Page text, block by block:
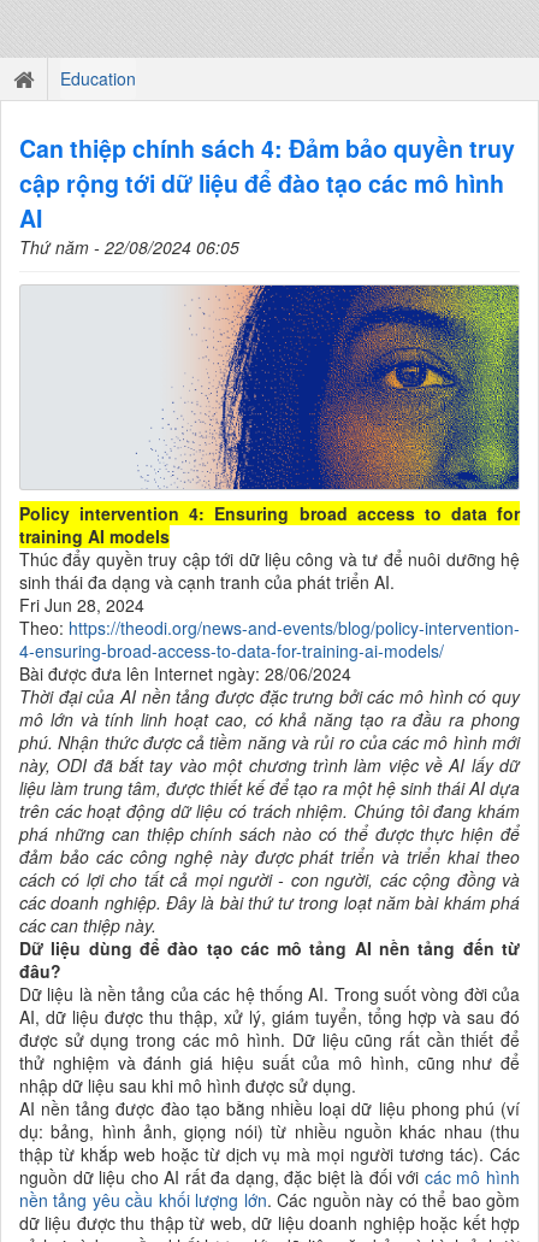
Education
Can thiệp chính sách 4: Đảm bảo quyền truy
cập rộng tới dữ liệu để đào tạo các mô hình
AI
Thứ năm - 22/08/2024 06:05
Policy intervention 4: Ensuring broad access to data for
training AI models
Thúc đẩy quyền truy cập tới dữ liệu công và tư để nuôi dưỡng hệ
sinh thái đa dạng và cạnh tranh của phát triển AI.
Fri Jun 28, 2024
Theo: https://theodi.org/news-and-events/blog/policy-intervention-
4-ensuring-broad-access-to-data-for-training-ai-models/
Bài được đưa lên Internet ngày: 28/06/2024
Thời đại của AI nền tảng được đặc trưng bởi các mô hình có quy
mô lớn và tính linh hoạt cao, có khả năng tạo ra đầu ra phong
phú. Nhận thức được cả tiềm năng và rủi ro của các mô hình mới
này, ODI đã bắt tay vào một chương trình làm việc về AI lấy dữ
liệu làm trung tâm, được thiết kế để tạo ra một hệ sinh thái AI dựa
trên các hoạt động dữ liệu có trách nhiệm. Chúng tôi đang khám
phá những can thiệp chính sách nào có thể được thực hiện để
đảm bảo các công nghệ này được phát triển và triển khai theo
cách có lợi cho tất cả mọi người - con người, các cộng đồng và
các doanh nghiệp. Đây là bài thứ tư trong loạt năm bài khám phá
các can thiệp này.
Dữ liệu dùng để đào tạo các mô tảng AI nền tảng đến từ
đâu?
Dữ liệu là nền tảng của các hệ thống AI. Trong suốt vòng đời của
AI, dữ liệu được thu thập, xử lý, giám tuyển, tổng hợp và sau đó
được sử dụng trong các mô hình. Dữ liệu cũng rất cần thiết để
thử nghiệm và đánh giá hiệu suất của mô hình, cũng như để
nhập dữ liệu sau khi mô hình được sử dụng.
AI nền tảng được đào tạo bằng nhiều loại dữ liệu phong phú (ví
dụ: bảng, hình ảnh, giọng nói) từ nhiều nguồn khác nhau (thu
thập từ khắp web hoặc từ dịch vụ mà mọi người tương tác). Các
nguồn dữ liệu cho AI rất đa dạng, đặc biệt là đối với các mô hình
nền tảng yêu cầu khối lượng lớn. Các nguồn này có thể bao gồm
dữ liệu được thu thập từ web, dữ liệu doanh nghiệp hoặc kết hợp